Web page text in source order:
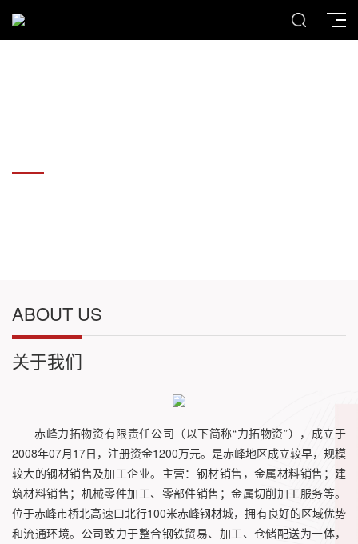
ABOUT US
关于我们
赤峰力拓物资有限责任公司（以下简称“力拓物资”），成立于
2008年07月17日，注册资金1200万元。是赤峰地区成立较早，规模
较大的钢材销售及加工企业。主营：钢材销售，金属材料销售；建
筑材料销售；机械零件加工、零部件销售；金属切削加工服务等。
位于赤峰市桥北高速口北行100米赤峰钢材城，拥有良好的区域优势
和流通环境。公司致力于整合钢铁贸易、加工、仓储配送为一体，